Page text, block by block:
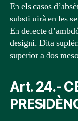
En els casos
substituirà en les
En defecte
designi. Dita
superior a dos
Art. 24.-